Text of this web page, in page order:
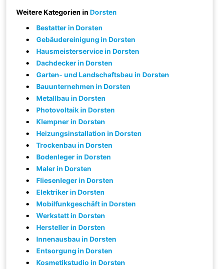
Weitere Kategorien inDorsten
Bestatter in Dorsten
Gebäudereinigung in Dorsten
Hausmeisterservice in Dorsten
Dachdecker in Dorsten
Garten- und Landschaftsbau in Dorsten
Bauunternehmen in Dorsten
Metallbau in Dorsten
Photovoltaik in Dorsten
Klempner in Dorsten
Heizungsinstallation in Dorsten
Trockenbau in Dorsten
Bodenleger in Dorsten
Maler in Dorsten
Fliesenleger in Dorsten
Elektriker in Dorsten
Mobilfunkgeschäft in Dorsten
Werkstatt in Dorsten
Hersteller in Dorsten
Innenausbau in Dorsten
Entsorgung in Dorsten
Kosmetikstudio in Dorsten